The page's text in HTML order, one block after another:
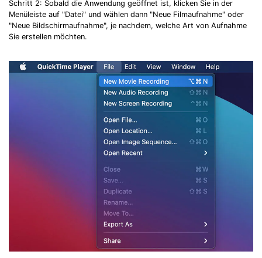
Schritt 2: Sobald die Anwendung geöffnet ist, klicken Sie in der
Menüleiste auf "Datei" und wählen dann "Neue Filmaufnahme" oder
"Neue Bildschirmaufnahme", je nachdem, welche Art von Aufnahme
Sie erstellen möchten.